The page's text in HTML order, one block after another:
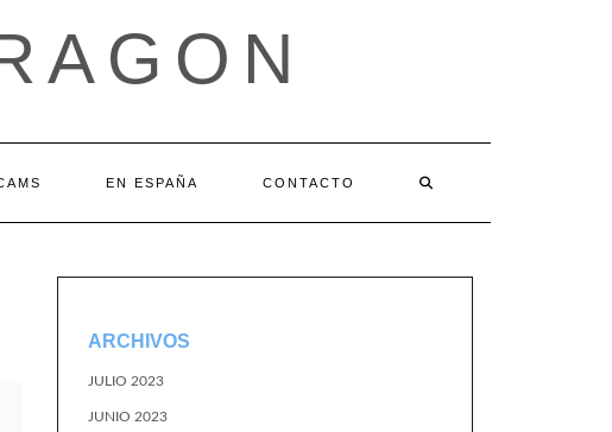
EN ESPAÑA CONTACTO
ARCHIVOS
JULIO 2023
JUNIO 2023